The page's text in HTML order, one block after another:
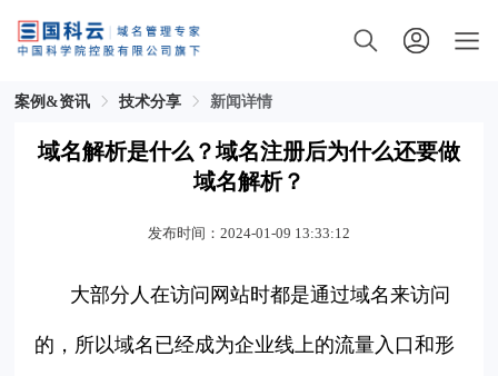
案例&资讯 技术分享 新闻详情
域名解析是什么？域名注册后为什么还要做
域名解析？
发布时间：2024-01-09 13:33:12
大部分人在访问网站时都是通过域名来访问
的，所以域名已经成为企业线上的流量入口和形